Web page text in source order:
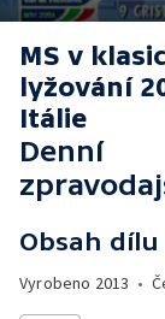
MS v
lyžování
Itálie
Denní
Obsah dílu
Vyrobeno 2013 •